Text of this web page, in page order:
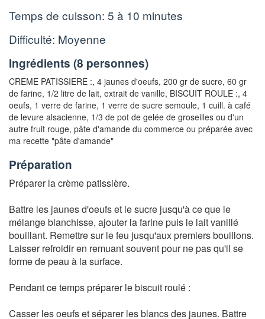
Temps de cuisson: 5 à 10 minutes
Difficulté: Moyenne
Ingrédients (8 personnes)
CREME PATISSIERE :, 4 jaunes d'oeufs, 200 gr de sucre, 60 gr
de farine, 1/2 litre de lait, extrait de vanille, BISCUIT ROULE :, 4
oeufs, 1 verre de farine, 1 verre de sucre semoule, 1 cuill. à café
de levure alsacienne, 1/3 de pot de gelée de groseilles ou d'un
autre fruit rouge, pâte d'amande du commerce ou préparée avec
ma recette "pâte d'amande"
Préparation
Préparer la crème patissière.
Battre les jaunes d'oeufs et le sucre jusqu'à ce que le
mélange blanchisse, ajouter la farine puis le lait vanillé
bouillant. Remettre sur le feu jusqu'aux premiers bouillons.
Laisser refroidir en remuant souvent pour ne pas qu'il se
forme de peau à la surface.
Pendant ce temps préparer le biscuit roulé :
Casser les oeufs et séparer les blancs des jaunes. Battre